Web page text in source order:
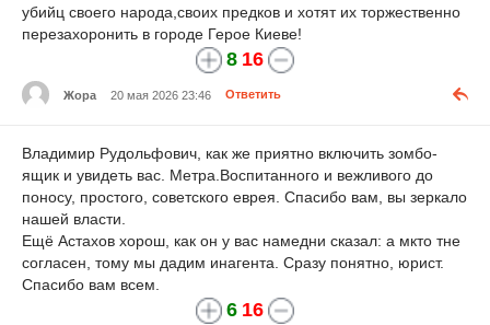
убийц своего народа,своих предков и хотят их торжественно
перезахоронить в городе Герое Киеве!
8 16
Жора 20 мая 2026 23:46 Ответить
Владимир Рудольфович, как же приятно включить зомбо-
ящик и увидеть вас. Метра.Воспитанного и вежливого до
поносу, простого, советского еврея. Спасибо вам, вы зеркало
нашей власти.
Ещё Астахов хорош, как он у вас намедни сказал: а мкто тне
согласен, тому мы дадим инагента. Сразу понятно, юрист.
Спасибо вам всем.
6 16